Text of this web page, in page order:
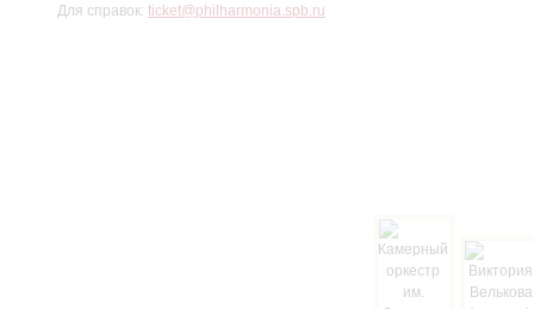
Для справок: ticket@philharmonia.spb.ru